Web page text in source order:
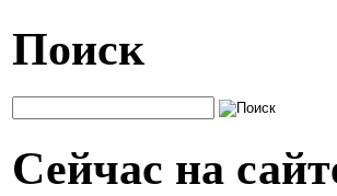
Поиск
Сейчас на